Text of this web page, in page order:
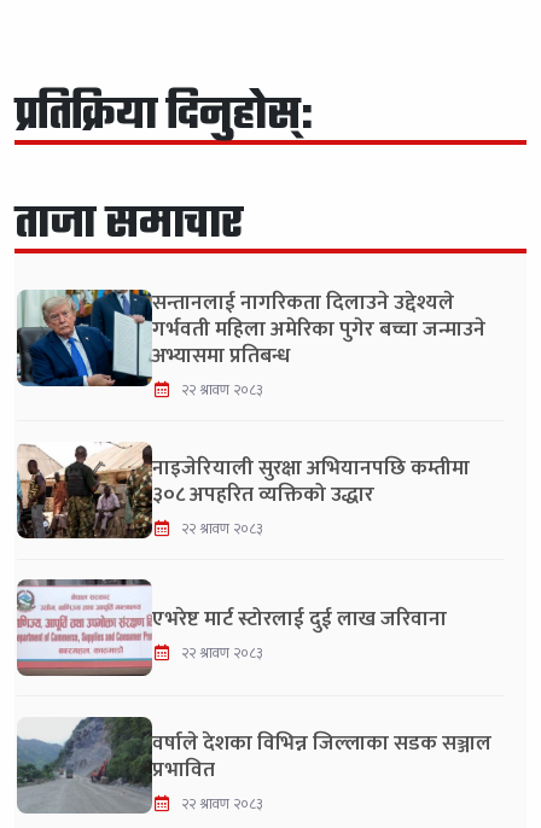
प्रतिक्रिया दिनुहोस्:
ताजा समाचार
सन्तानलाई नागरिकता दिलाउने उद्देश्यले
गर्भवती महिला अमेरिका पुगेर बच्चा जन्माउने
अभ्यासमा प्रतिबन्ध
२२ श्रावण २०८३
नाइजेरियाली सुरक्षा अभियानपछि कम्तीमा
३०८ अपहरित व्यक्तिको उद्धार
२२ श्रावण २०८३
एभरेष्ट मार्ट स्टोरलाई दुई लाख जरिवाना
२२ श्रावण २०८३
वर्षाले देशका विभिन्न जिल्लाका सडक सञ्जाल
प्रभावित
२२ श्रावण २०८३